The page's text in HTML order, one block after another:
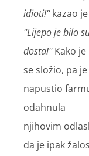
idioti!''kazao
''Lijepo je bilo
dosta!''Kako
se složio, pa
napustio
odahnula
njihovim
da je ipak